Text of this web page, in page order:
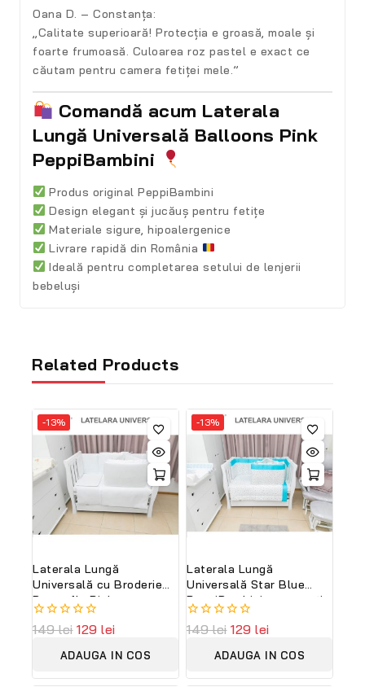
Oana D. – Constanța:
„Calitate superioară! Protecția e groasă, moale și
foarte frumoasă. Culoarea roz pastel e exact ce
căutam pentru camera fetiței mele.”
Comandă acum Laterala
Lungă Universală Balloons Pink
PeppiBambini
Produs original PeppiBambini
Design elegant și jucăuș pentru fetițe
Materiale sigure, hipoalergenice
Livrare rapidă din România
Ideală pentru completarea setului de lenjerii
bebeluși
Related Products
-13%
Laterala Lungă
Universală cu Broderie
Butterfly Pink
PeppiBambini –
rafinament și siguranță
bebelușului tău
0
149lei 129 lei
ADAUGA IN COS
-13%
Laterala Lungă
Universală Star Blue
PeppiBambini – protecție
moale și sigură pentru
pătuțul bebelușului
0
149lei 129 lei
ADAUGA IN COS